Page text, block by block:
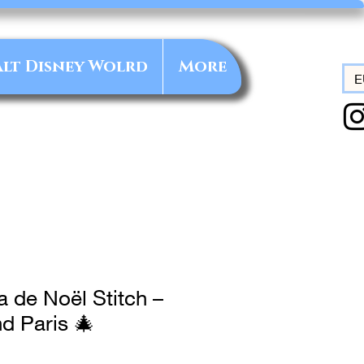
Disney Wolrd More
de Noël Stitch –
Paris 🎄